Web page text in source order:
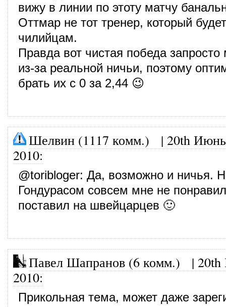
вижу в линии по этоту матчу
Оттмар не тот тренер, который
чилийцам.
Правда вот чистая победа запросто
из-за реальной ничьи, поэтому
брать их с 0 за 2,44 😉
Шелвин (1117 комм.) | 20th
2010:
@toribloger: Да, возможно и ничья.
Гондурасом совсем мне не
поставил на швейцарцев 🙂
Павел Шапранов (6 комм.) |
2010:
Прикольная тема, может даже